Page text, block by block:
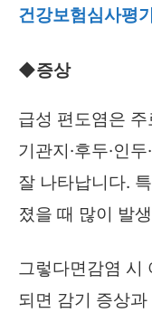
건강보험심사평
◆증상
급성 편도염은
기관지·후두·인
잘 나타납니다.
졌을 때 많이 발
그렇다면감염 시
되면 감기 증상